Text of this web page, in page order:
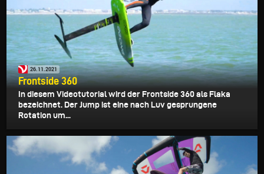
26.11.2021
Frontside 360
In diesem Videotutorial wird der Frontside 360 als Flaka
bezeichnet. Der Jump ist eine nach Luv gesprungene
Rotation um...